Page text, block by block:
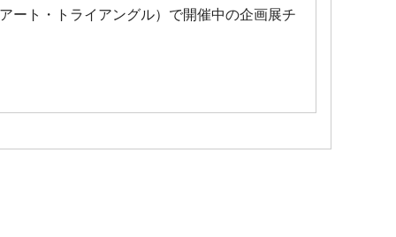
ート・トライアングル）で開催中の企画展チ